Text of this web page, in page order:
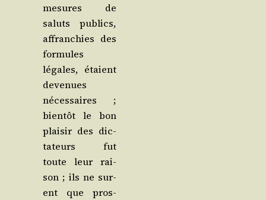
mesures de
saluts publics,
affran­chies des
for­mules
légales, étaient
deve­nues
néces­saires ;
bien­tôt le bon
plai­sir des dic­
ta­teurs fut
toute leur rai­
son ; ils ne sur­
ent que pros­